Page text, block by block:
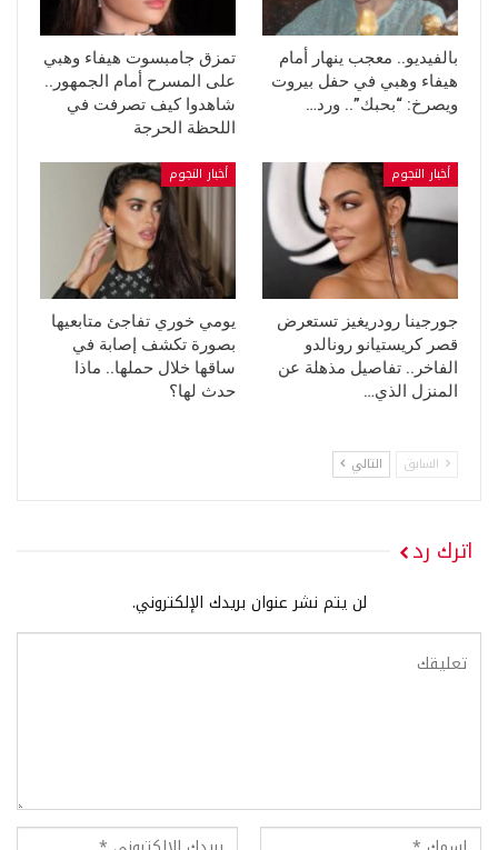
بالفيديو.. معجب ينهار أمام
هيفاء وهبي في حفل بيروت
ويصرخ: “بحبك”.. ورد…
تمزق جامبسوت هيفاء وهبي
على المسرح أمام الجمهور..
شاهدوا كيف تصرفت في
اللحظة الحرجة
أخبار النجوم
جورجينا رودريغيز تستعرض
قصر كريستيانو رونالدو
الفاخر.. تفاصيل مذهلة عن
المنزل الذي…
أخبار النجوم
يومي خوري تفاجئ متابعيها
بصورة تكشف إصابة في
ساقها خلال حملها.. ماذا
حدث لها؟
السابق التالي
اترك رد
لن يتم نشر عنوان بريدك الإلكتروني.